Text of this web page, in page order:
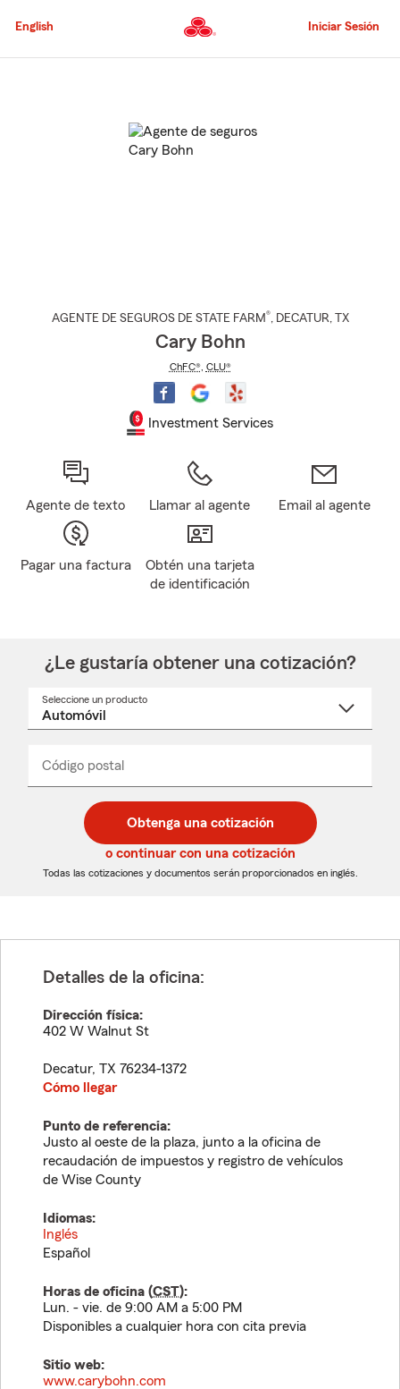
al
principal
English Iniciar Sesión
AGENTE DE SEGUROS DE STATE FARM®, DECATUR, TX
Cary Bohn
ChFC®, CLU®
Investment Services
Agente de texto Llamar al agente Email al agente
Pagar una factura
Obtén una tarjeta
de identificación
¿Le gustaría obtener una cotización?
Seleccione un producto
desplegable
Código postal
de
5
dígitos
de
5
dígitos
_____
Obtenga una cotización
o continuar con una cotización
Todas las cotizaciones y documentos serán proporcionados en inglés.
Detalles de la oficina:
Dirección física:
402 W Walnut St
Decatur, TX 76234-1372
Cómo llegar
Punto de referencia:
Justo al oeste de la plaza, junto a la oficina de
recaudación de impuestos y registro de vehículos
de Wise County
Idiomas:
Inglés
Español
Horas de oficina (CST):
Lun. - vie. de 9:00 AM a 5:00 PM
Disponibles a cualquier hora con cita previa
Sitio web:
www.carybohn.com